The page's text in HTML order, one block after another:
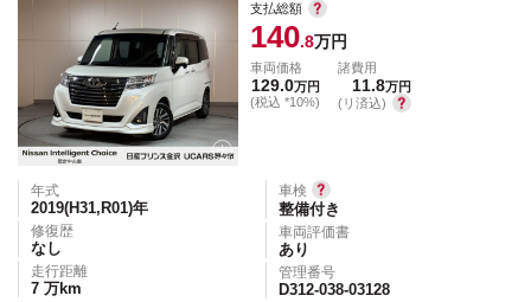
支払総額
140.8万円
車両価格
129.0万円
(税込 *10%)
諸費用
11.8万円
(リ済込)
年式
2019(H31,R01)年
修復歴
なし
走行距離
7 万km
車検
整備付き
車両評価書
あり
管理番号
D312-038-03128